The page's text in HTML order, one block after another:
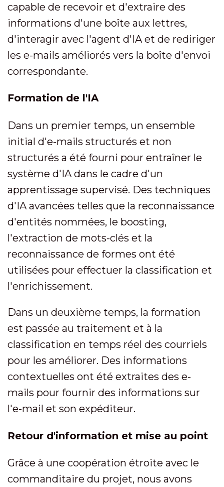
capable de recevoir et d'extraire des
informations d'une boîte aux lettres,
d'interagir avec l'agent d'IA et de rediriger
les e-mails améliorés vers la boîte d'envoi
correspondante.
Formation de l'IA
Dans un premier temps, un ensemble
initial d'e-mails structurés et non
structurés a été fourni pour entraîner le
système d'IA dans le cadre d'un
apprentissage supervisé. Des techniques
d'IA avancées telles que la reconnaissance
d'entités nommées, le boosting,
l'extraction de mots-clés et la
reconnaissance de formes ont été
utilisées pour effectuer la classification et
l'enrichissement.
Dans un deuxième temps, la formation
est passée au traitement et à la
classification en temps réel des courriels
pour les améliorer. Des informations
contextuelles ont été extraites des e-
mails pour fournir des informations sur
l'e-mail et son expéditeur.
Retour d'information et mise au point
Grâce à une coopération étroite avec le
commanditaire du projet, nous avons